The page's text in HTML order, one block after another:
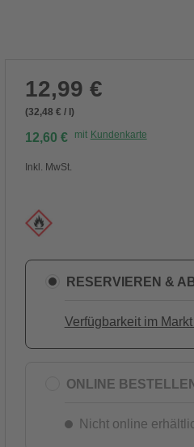
12,99 €
(32,48 € / l)
12,60 € mit Kundenkarte
Inkl. MwSt.
RESERVIEREN &
Verfügbarkeit im
ONLINE BESTELLEN
Nicht online